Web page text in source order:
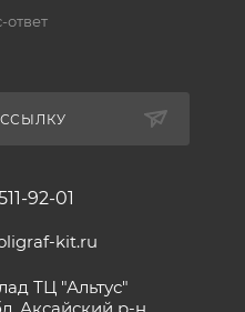
ответ
92-01
kit.ru
ТЦ "Альтус"